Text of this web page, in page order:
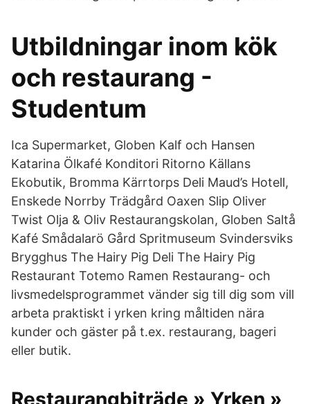
Utbildningar inom kök
och restaurang -
Studentum
Ica Supermarket, Globen Kalf och Hansen
Katarina Ölkafé Konditori Ritorno Källans
Ekobutik, Bromma Kärrtorps Deli Maud’s Hotell,
Enskede Norrby Trädgård Oaxen Slip Oliver
Twist Olja & Oliv Restaurangskolan, Globen Saltå
Kafé Smådalarö Gård Spritmuseum Svindersviks
Brygghus The Hairy Pig Deli The Hairy Pig
Restaurant Totemo Ramen Restaurang- och
livsmedelsprogrammet vänder sig till dig som vill
arbeta praktiskt i yrken kring måltiden nära
kunder och gäster på t.ex. restaurang, bageri
eller butik.
Restaurangbiträde » Yrken »